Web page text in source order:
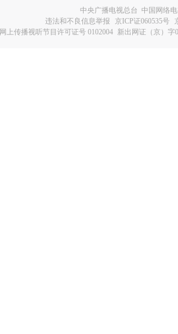
中央广播电视总台 中国网络
违法和不良信息举报
京ICP证060535号
网上传播视听节目许可证号 0102004 新出网证（京）